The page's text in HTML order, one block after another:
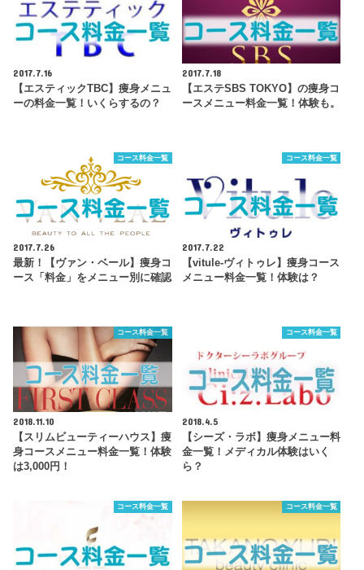
2017.7.16
【エスティックTBC】痩身メニュ
ーの料金一覧！いくらするの？
2017.7.18
【エステSBS TOKYO】の痩身コ
ースメニュー料金一覧！体験も。
コース料金一覧
2017.7.26
最新！【ヴァン・ベール】痩身コ
ース「料金」をメニュー別に確認
コース料金一覧
2017.7.22
【vitule-ヴィトゥレ】痩身コース
メニュー料金一覧！体験は？
コース料金一覧
2018.11.10
【スリムビューティーハウス】痩
身コースメニュー料金一覧！体験
は3,000円！
コース料金一覧
2018.4.5
【シーズ・ラボ】痩身メニュー料
金一覧！メディカル体験はいく
ら？
コース料金一覧 コース料金一覧